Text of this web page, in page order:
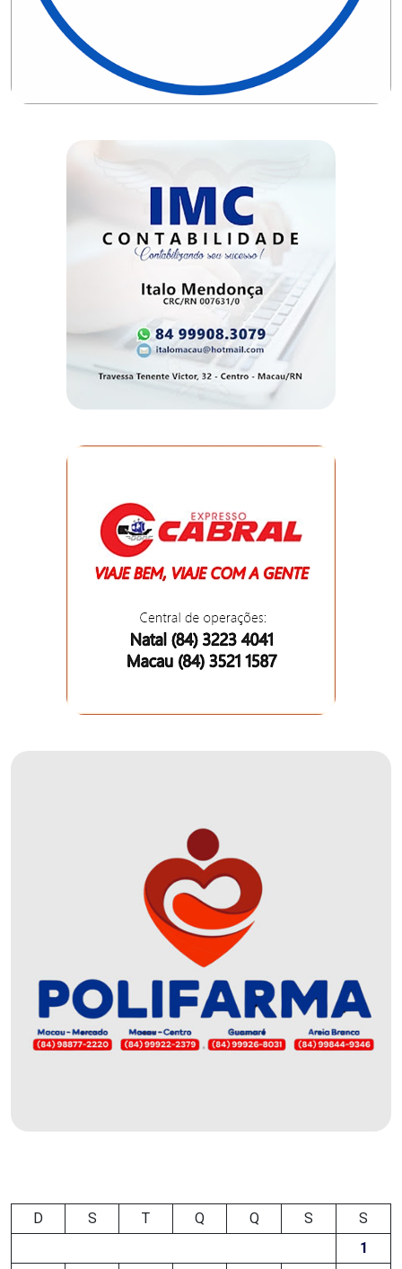
CAMPEONATO
BLOCOS
CARNAUBAIS
CARNAVAL
CARNAVAL
MACAU
CARNAVAL
COMPETIÇÃO
COMPROMISSO
CONFERÊNCIA
SAÚDE
VIVAS!
CORRIDA
ROSA
DEMISSÕES
D S T Q Q S
S
1